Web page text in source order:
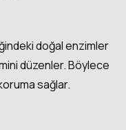
doğal enzimler
düzenler. Böylece
sağlar.